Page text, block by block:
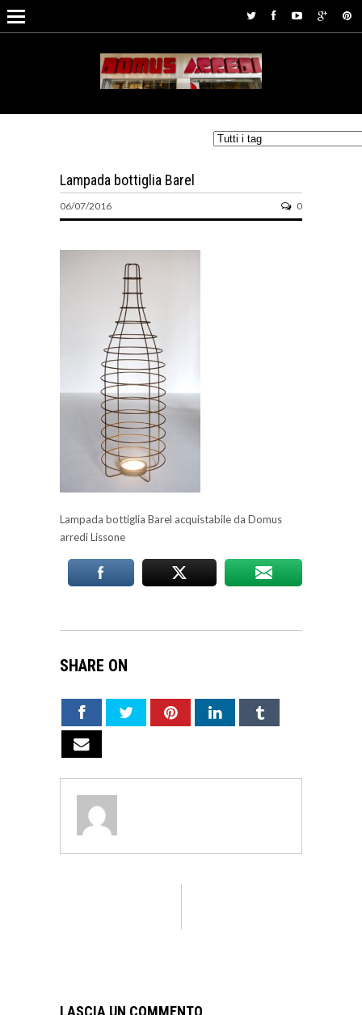
Lampada bottiglia Barel
06/07/2016 0
Lampada bottiglia Barel acquistabile da Domus
arredi Lissone
SHARE ON
LASCIA UN COMMENTO